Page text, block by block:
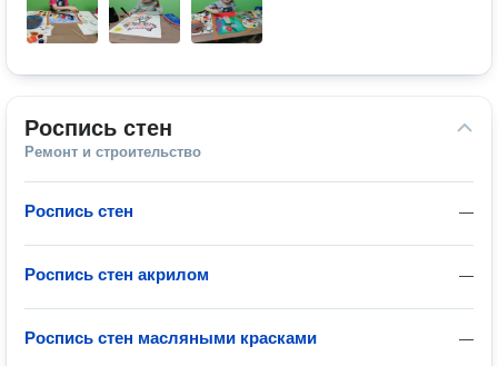
Роспись стен
Ремонт и строительство
—
Роспись стен
—
Роспись стен акрилом
—
Роспись стен масляными красками